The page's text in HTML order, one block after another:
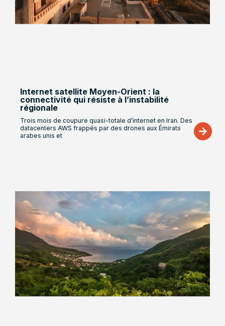
Internet satellite Moyen-Orient : la
connectivité qui résiste à l’instabilité
régionale
Trois mois de coupure quasi-totale d’internet en Iran. Des
datacenters AWS frappés par des drones aux Émirats
arabes unis et